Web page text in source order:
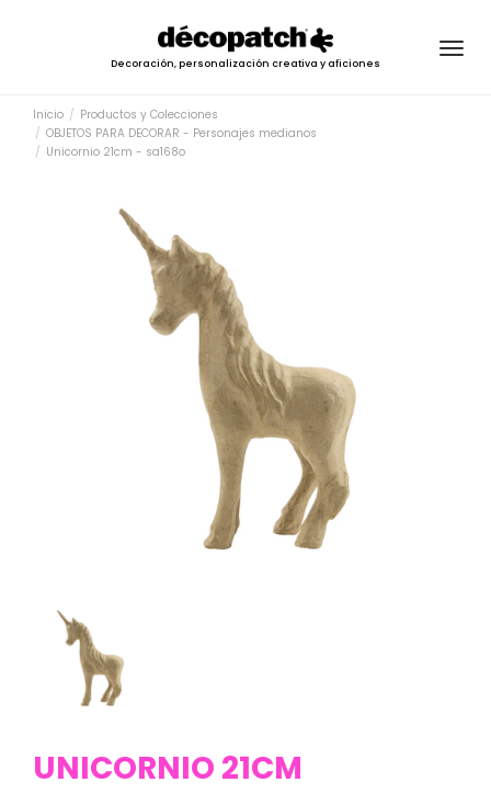
Decoración, personalización creativa y aficiones
Inicio
Productos y Colecciones
OBJETOS PARA DECORAR - Personajes medianos
Unicornio 21cm - sa168o
UNICORNIO 21CM